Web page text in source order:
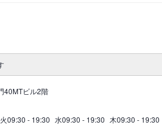
40MTビル2階
火09:30 - 19:30 水09:30 - 19:30 木09:30 - 19:30